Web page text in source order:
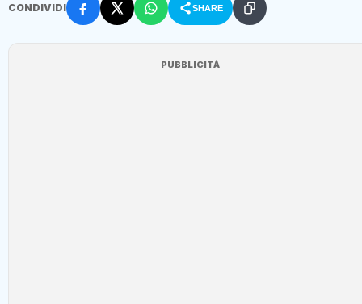
CONDIVIDI SHARE
PUBBLICITÀ